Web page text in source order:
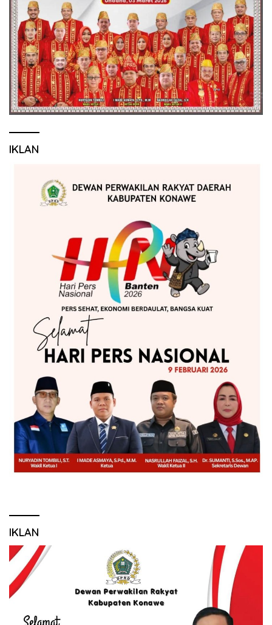
IKLAN
IKLAN